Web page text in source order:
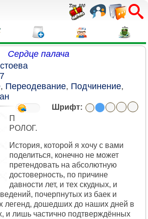
Сердце палача
, Переодевание, Подчинение,
Шрифт:
П
РОЛОГ.
История, которой я хочу с вами
поделиться, конечно не может
претендовать на абсолютную
достоверность, по причине
давности лет, и тех скудных, и
почерпнутых из баек и
легенд, дошедших до наших дней в
и лишь частично подтверждённых